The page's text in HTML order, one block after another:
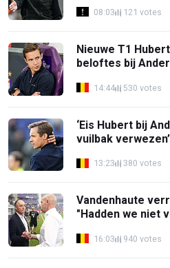
08:03 121 votes
Nieuwe T1
beloftes bij
14:44 530 votes
‘Eis Hubert bij
vuilbak verwezen’
13:23 380 votes
Vandenhaute
"Hadden we niet
16:03 940 votes